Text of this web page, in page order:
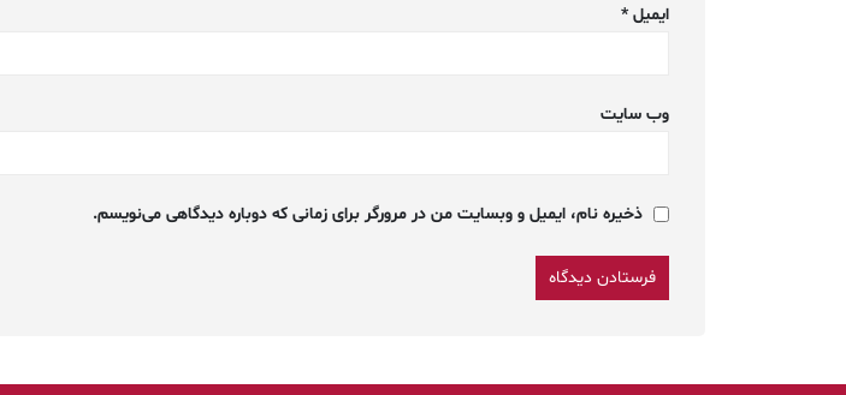
ایمیل *
وب‌ سایت
ذخیره نام، ایمیل و وبسایت من در مرورگر برای زمانی که دوباره دیدگاهی می‌نویسم.